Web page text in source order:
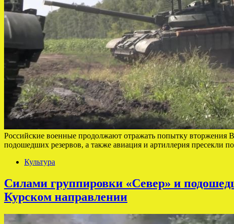
Российские военные продолжают отражать попытку
подошедших резервов, а также авиация и артиллерия
Культура
Силами группировки «Север» и
Курском направлении